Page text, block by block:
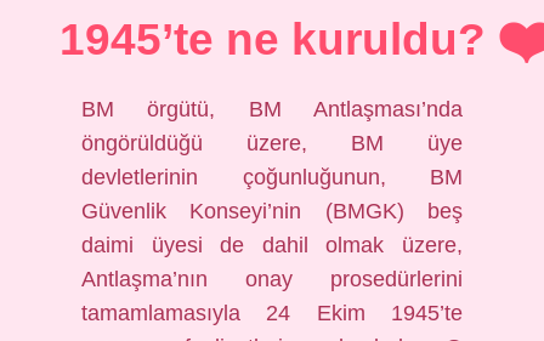
1945’te ne kuruldu?
BM örgütü, BM Antlaşması’nda
öngörüldüğü üzere, BM üye
devletlerinin çoğunluğunun, BM
Güvenlik Konseyi’nin (BMGK) beş
daimi üyesi de dahil olmak üzere,
Antlaşma’nın onay prosedürlerini
tamamlamasıyla 24 Ekim 1945’te